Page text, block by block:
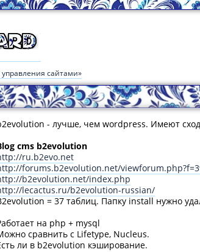
сайтами»
- лучше, чем wordpress. Имеют
cms b2evolution
ru.b2evo.net
forums.b2evolution.net/
b2evolution.net/index.php
lecactus.ru/b2evolution-russian/
= 37 таблиц. Папку install нужно
на php + mysql
сравнить с Lifetype, Nucleus.
ли в b2evolution кэширование.